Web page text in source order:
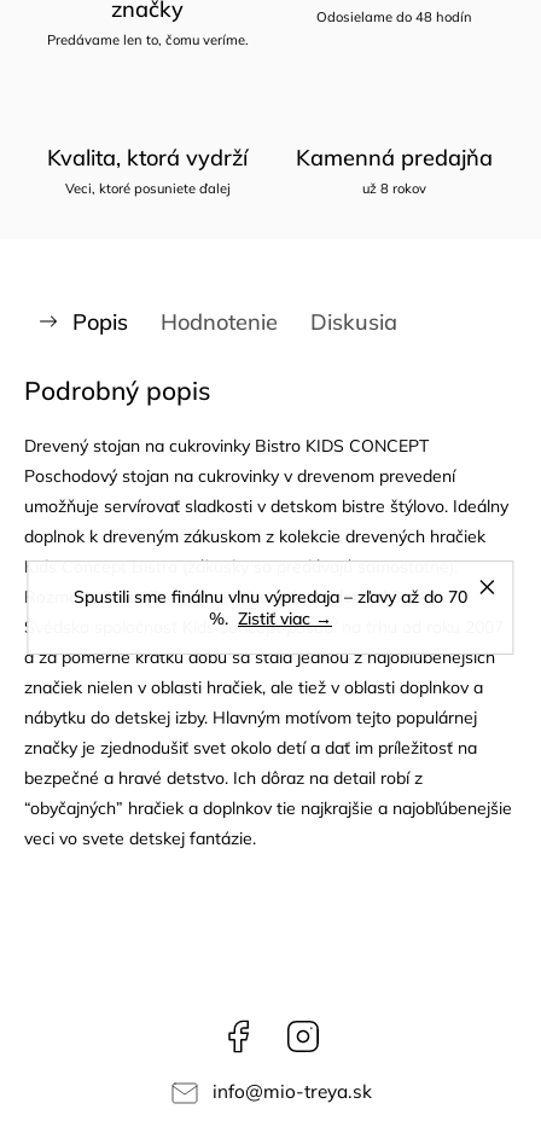
Spustili sme finálnu vlnu výpredaja – zľavy až do 70
%. Zistiť viac →
značky
Predávame len to, čomu veríme.
Odosielame do 48 hodín
Kvalita, ktorá vydrží
Veci, ktoré posuniete ďalej
Kamenná predajňa
už 8 rokov
Popis Hodnotenie Diskusia
Podrobný popis
Drevený stojan na cukrovinky Bistro KIDS CONCEPT
Poschodový stojan na cukrovinky v drevenom prevedení
umožňuje servírovať sladkosti v detskom bistre štýlovo. Ideálny
doplnok k dreveným zákuskom z kolekcie drevených hračiek
Kids Concept Bistro (zákusky sa predávajú samostatne).
Rozmery: 23 x 17 x 15 cm Vhodné pre deti od 3 rokov.
Švédska spoločnosť Kids concept pôsobí na trhu od roku 2007
a za pomerne krátku dobu sa stala jednou z najobľúbenejších
značiek nielen v oblasti hračiek, ale tiež v oblasti doplnkov a
nábytku do detskej izby. Hlavným motívom tejto populárnej
značky je zjednodušiť svet okolo detí a dať im príležitosť na
bezpečné a hravé detstvo. Ich dôraz na detail robí z
“obyčajných” hračiek a doplnkov tie najkrajšie a najobľúbenejšie
veci vo svete detskej fantázie.
Facebook
info@mio-treya.sk